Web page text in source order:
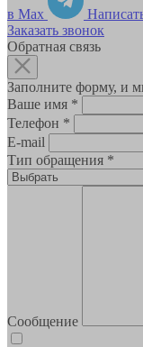
в Max
Заказать звонок
Обратная связь
Заполните форму, и
Ваше имя *
Телефон *
E-mail
Тип обращения *
Сообщение